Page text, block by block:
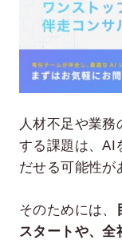
人材不足や業
する課題は、AI
だせる可能性が
そのためには、
スタートや、